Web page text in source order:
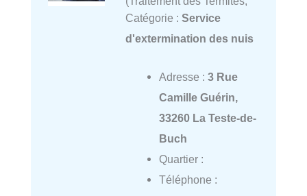
Catégorie : Service
d'extermination des nuis
Adresse : 3 Rue
Camille Guérin,
33260 La Teste-de-
Buch
Quartier :
Téléphone :